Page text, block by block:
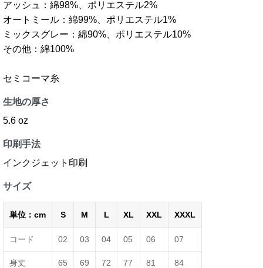
アッシュ：綿98%、ポリエステル2%
オートミール：綿99%、ポリエステル1%
ミックスグレー：綿90%、ポリエステル10%
その他：綿100%
セミコーマ糸
生地の厚さ
5.6 oz
印刷手法
インクジェット印刷
サイズ
単位：cm S M L XL XXL XXXL
コード 02 03 04 05 06 07
身丈 65 69 72 77 81 84